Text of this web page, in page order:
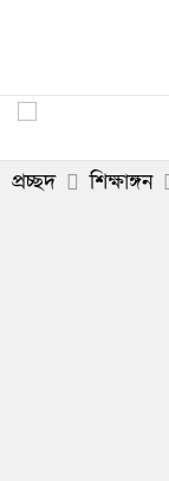
প্রচ্ছদ শিক্ষাঙ্গন